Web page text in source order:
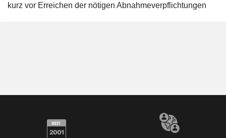
kurz vor Erreichen der nötigen Abnahmeverpflichtungen